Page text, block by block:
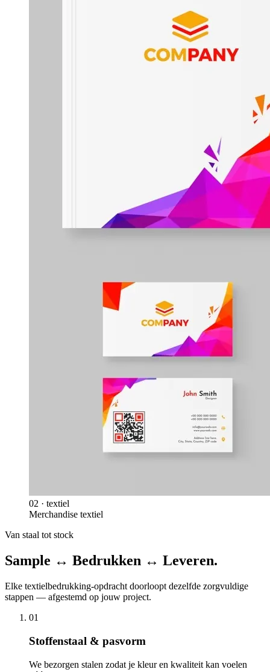
02 · textiel
Merchandise textiel
Van staal tot stock
Sample ↔ Bedrukken ↔ Leveren.
Elke textielbedrukking-opdracht doorloopt dezelfde zorgvuldige
stappen — afgestemd op jouw project.
01
Stoffenstaal & pasvorm
We bezorgen stalen zodat je kleur en kwaliteit kan voelen